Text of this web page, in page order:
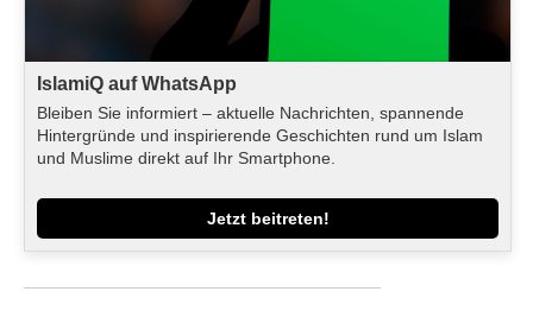
IslamiQ auf WhatsApp
Bleiben Sie informiert – aktuelle Nachrichten, spannende
Hintergründe und inspirierende Geschichten rund um Islam
und Muslime direkt auf Ihr Smartphone.
Jetzt beitreten!